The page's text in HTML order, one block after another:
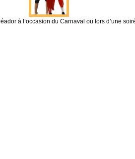
à l’occasion du Carnaval ou lors d’une